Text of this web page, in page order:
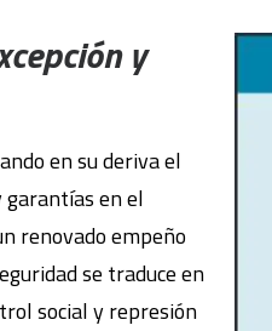
y
en su deriva el
en el
renovado empeño
se traduce en
social y represión